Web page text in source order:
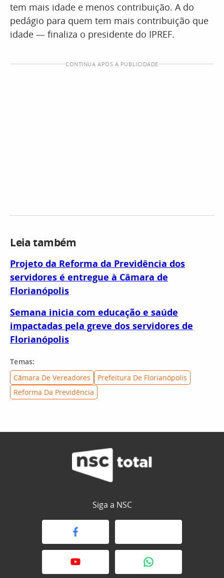
tem mais idade e menos contribuição. A do
pedágio para quem tem mais contribuição que
idade — finaliza o presidente do IPREF.
CONTINUA APÓS A PUBLICIDADE
Leia também
Projeto da Reforma da Previdência dos
servidores é entregue à Câmara de
Florianópolis
Semana inicia com educação e saúde
impactadas pela greve dos servidores de
Florianópolis
Temas:
Câmara De Vereadores
Prefeitura De Florianópolis
Reforma Da Previdência
Siga a NSC